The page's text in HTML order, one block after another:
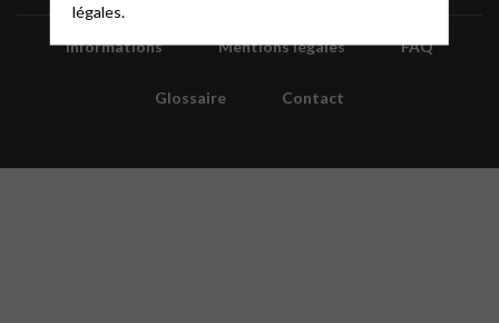
Informations Mentions légales FAQ
Glossaire Contact
légales.